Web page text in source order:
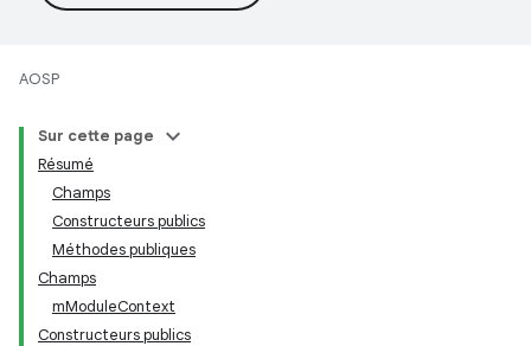
AOSP
Sur cette page
Résumé
Champs
Constructeurs publics
Méthodes publiques
Champs
mModuleContext
Constructeurs publics